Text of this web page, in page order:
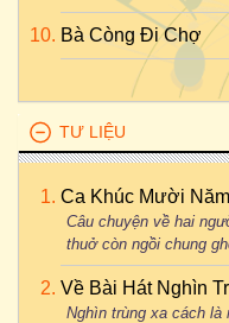
Bà Còng Đi Chợ
TƯ LIỆU
Ca Khúc Mười
Câu chuyện về hai
thuở còn ngồi chung
Về Bài Hát Nghìn
Nghìn trùng xa cách là